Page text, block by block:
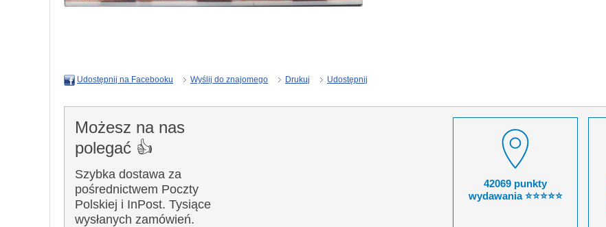
Udostępnij na Facebooku Wyślij do znajomego Drukuj Udostępnij
Możesz na nas
polegać 👍
Szybka dostawa za
pośrednictwem Poczty
Polskiej i InPost. Tysiące
wysłanych zamówień.
42069 punkty
wydawania ⭐⭐⭐⭐⭐